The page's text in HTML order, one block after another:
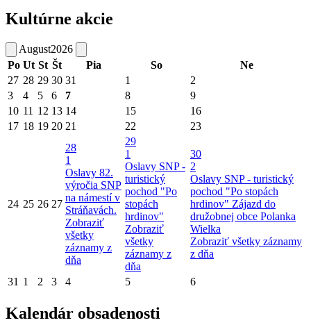
Kultúrne akcie
August2026
Po Ut St Št Pia So
Ne
27 28 29 30 31 1
2
3
4 5 6 7 8
9
10 11 12 13 14 15
16
17 18 19 20 21 22 23
24 25 26 27
28
1
Oslavy 82.
výročia SNP
na námestí v
Stráňavách.
Zobraziť
všetky
záznamy z
dňa
29
1
Oslavy SNP -
turistický
pochod "Po
stopách
hrdinov"
Zobraziť
všetky
záznamy z
dňa
30
2
Oslavy SNP - turistický
pochod "Po stopách
hrdinov" Zájazd do
družobnej obce Polanka
Wielka
Zobraziť všetky záznamy
z dňa
31 1 2 3 4 5 6
Kalendár obsadenosti